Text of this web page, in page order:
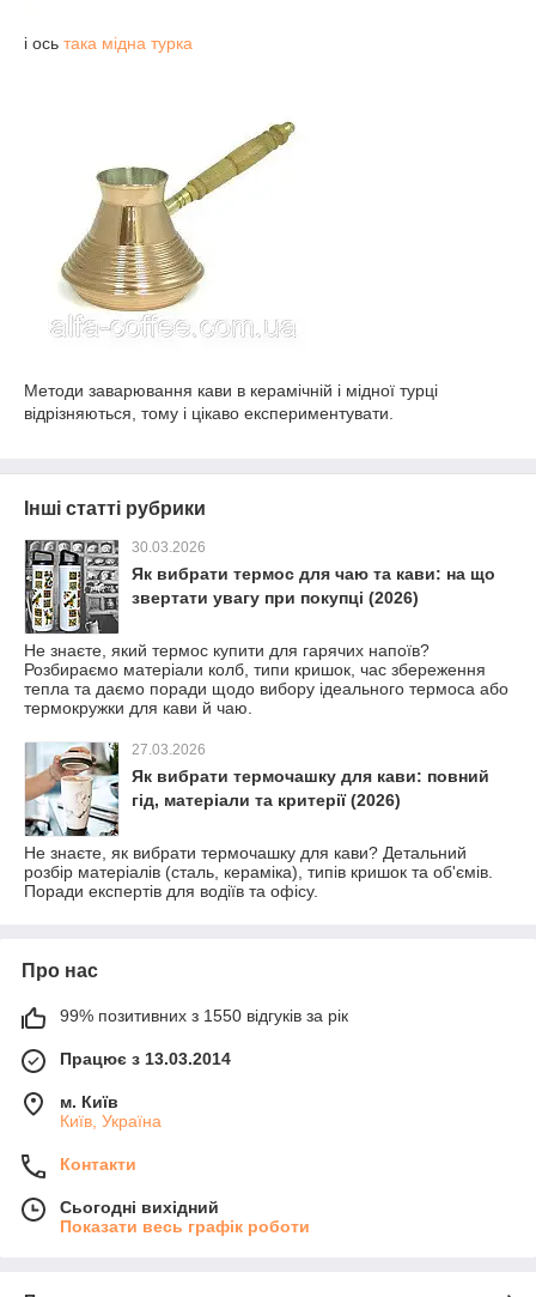
і ось така мідна турка
Методи заварювання кави в керамічній і мідної турці
відрізняються, тому і цікаво експериментувати.
Інші статті рубрики
30.03.2026
Як вибрати термос для чаю та кави: на що
звертати увагу при покупці (2026)
Не знаєте, який термос купити для гарячих напоїв?
Розбираємо матеріали колб, типи кришок, час збереження
тепла та даємо поради щодо вибору ідеального термоса або
термокружки для кави й чаю.
27.03.2026
Як вибрати термочашку для кави: повний
гід, матеріали та критерії (2026)
Не знаєте, як вибрати термочашку для кави? Детальний
розбір матеріалів (сталь, кераміка), типів кришок та об'ємів.
Поради експертів для водіїв та офісу.
Про нас
99% позитивних з 1550 відгуків за рік
Працює з 13.03.2014
м. Київ
Київ, Україна
Контакти
Сьогодні вихідний
Показати весь графік роботи